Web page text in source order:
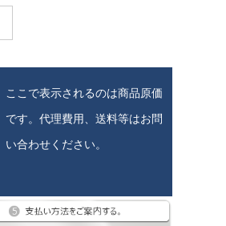
ここで表示されるのは商品原価
です。代理費用、送料等はお問
い合わせください。